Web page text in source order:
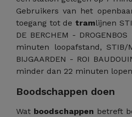
Gebruikers van het
toegang tot de tramlijnen
DE BERCHEM -
minuten loopafstand, STIB/
BIJGAARDEN - ROI
minder dan 22 minuten
Boodschappen doen
Wat boodschappen betreft